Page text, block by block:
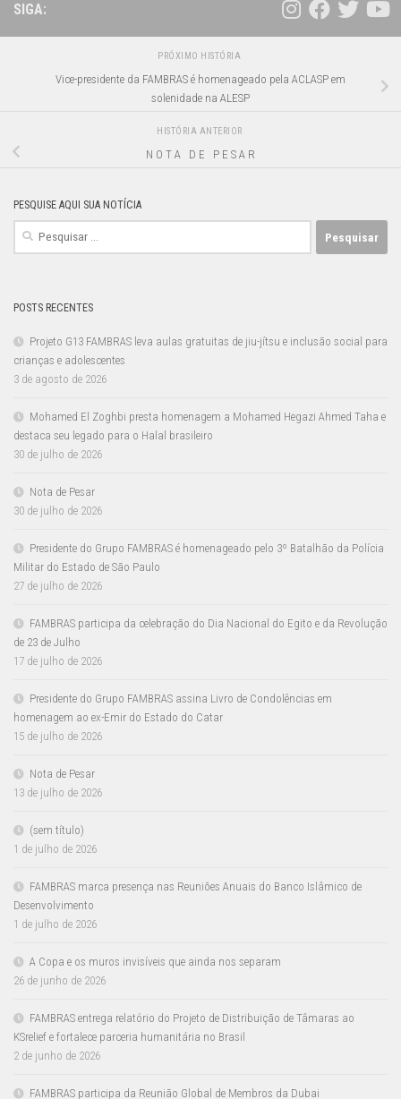
SIGA:
PRÓXIMO HISTÓRIA
Vice-presidente da FAMBRAS é homenageado pela ACLASP em
solenidade na ALESP
HISTÓRIA ANTERIOR
N O T A D E P E S A R
PESQUISE AQUI SUA NOTÍCIA
Pesquisar
POSTS RECENTES
Projeto G13 FAMBRAS leva aulas gratuitas de jiu-jítsu e inclusão social para
crianças e adolescentes
3 de agosto de 2026
Mohamed El Zoghbi presta homenagem a Mohamed Hegazi Ahmed Taha e
destaca seu legado para o Halal brasileiro
30 de julho de 2026
Nota de Pesar
30 de julho de 2026
Presidente do Grupo FAMBRAS é homenageado pelo 3º Batalhão da Polícia
Militar do Estado de São Paulo
27 de julho de 2026
FAMBRAS participa da celebração do Dia Nacional do Egito e da Revolução
de 23 de Julho
17 de julho de 2026
Presidente do Grupo FAMBRAS assina Livro de Condolências em
homenagem ao ex-Emir do Estado do Catar
15 de julho de 2026
Nota de Pesar
13 de julho de 2026
(sem título)
1 de julho de 2026
FAMBRAS marca presença nas Reuniões Anuais do Banco Islâmico de
Desenvolvimento
1 de julho de 2026
A Copa e os muros invisíveis que ainda nos separam
26 de junho de 2026
FAMBRAS entrega relatório do Projeto de Distribuição de Tâmaras ao
KSrelief e fortalece parceria humanitária no Brasil
2 de junho de 2026
FAMBRAS participa da Reunião Global de Membros da Dubai